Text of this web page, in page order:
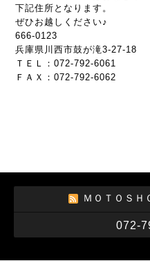
下記住所となります。
ぜひお越しください♪
666-0123
兵庫県川西市鼓が滝3-27-18
ＴＥＬ：072-792-6061
ＦＡＸ：072-792-6062
ＭＯＴＯＳ
072-